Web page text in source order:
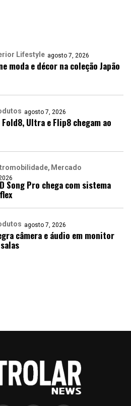
Lifestyle agosto 7, 2026
moda e décor na coleção Japão
agosto 7, 2026
Fold8, Ultra e Flip8 chegam ao
Mercado
Song Pro chega com sistema
agosto 7, 2026
câmera e áudio em monitor